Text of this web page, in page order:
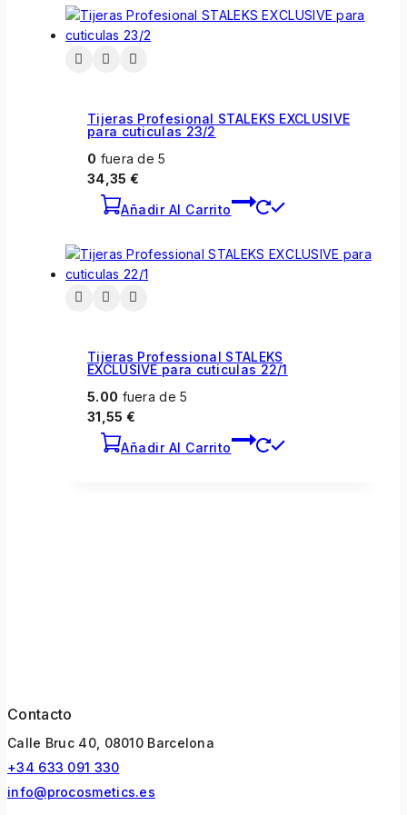
Tijeras Profesional STALEKS EXCLUSIVE
para cuticulas 23/2
0 fuera de 5
34,35 €
Añadir Al Carrito
Tijeras Professional STALEKS
EXCLUSIVE para cuticulas 22/1
5.00 fuera de 5
31,55 €
Añadir Al Carrito
Contacto
Calle Bruc 40, 08010 Barcelona
+34 633 091 330
info@procosmetics.es